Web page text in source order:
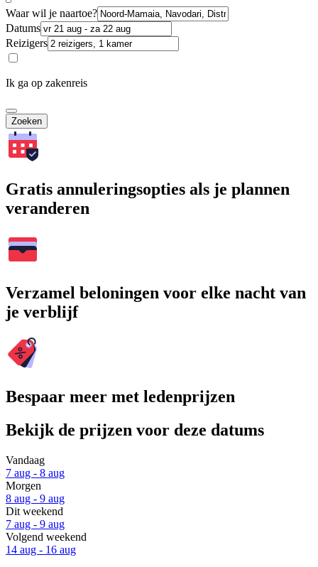
Waar wil je naartoe?
Datums
Reizigers
Ik ga op zakenreis
Zoeken
Gratis annuleringsopties als je plannen
veranderen
Verzamel beloningen voor elke nacht van
je verblijf
Bespaar meer met ledenprijzen
Bekijk de prijzen voor deze datums
Vandaag
7 aug - 8 aug
Morgen
8 aug - 9 aug
Dit weekend
7 aug - 9 aug
Volgend weekend
14 aug - 16 aug